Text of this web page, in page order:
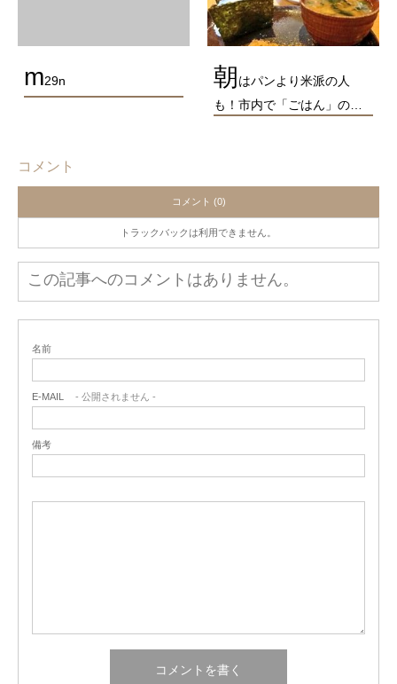
m29n 朝はパンより米派の人
も！市内で「ごはん」の…
コメント
コメント (0)
トラックバックは利用できません。
この記事へのコメントはありません。
名前
E-MAIL - 公開されません -
備考